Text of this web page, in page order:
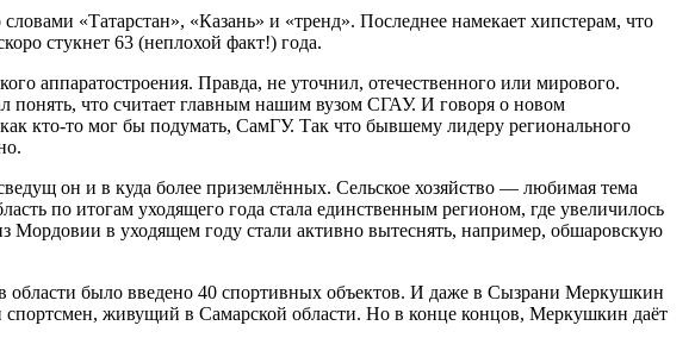
«Татарстан», «Казань» и «тренд». Последнее намекает хипстерам, что
стукнет 63 (неплохой факт!) года.
аппаратостроения. Правда, не уточнил, отечественного или мирового.
понять, что считает главным нашим вузом СГАУ. И говоря о новом
кто-то мог бы подумать, СамГУ. Так что бывшему лидеру регионального
он и в куда более приземлённых. Сельское хозяйство — любимая тема
по итогам уходящего года стала единственным регионом, где увеличилось
Мордовии в уходящем году стали активно вытеснять, например, обшаровскую
области было введено 40 спортивных объектов. И даже в Сызрани Меркушкин
живущий в Самарской области. Но в конце концов, Меркушкин даёт